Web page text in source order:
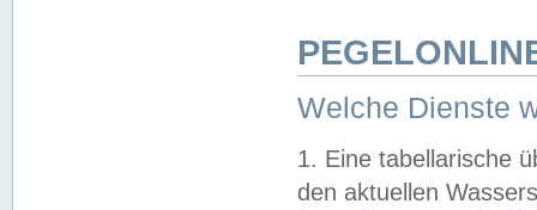
Welche Dienste
1. Eine tabellarische
den aktuellen